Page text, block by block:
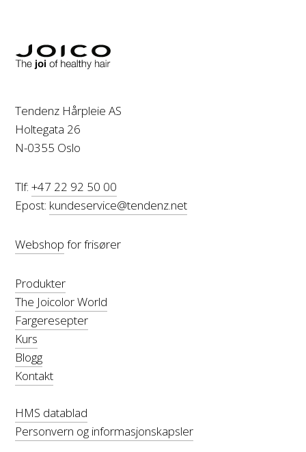
Tendenz Hårpleie AS
Holtegata 26
N-0355 Oslo
Tlf:+47 22 92 50 00
Epost: kundeservice@tendenz.net
Webshop for frisører
Produkter
The Joicolor World
Fargeresepter
Kurs
Blogg
Kontakt
HMS datablad
Personvern og informasjonskapsler